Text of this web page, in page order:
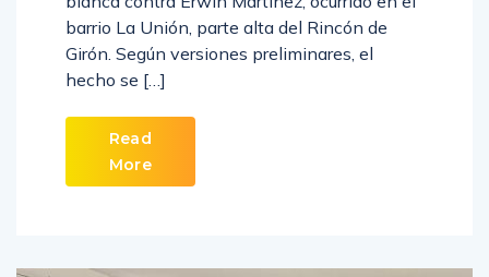
barrio La Unión, parte alta del Rincón de
Girón. Según versiones preliminares, el
hecho se […]
Read
More